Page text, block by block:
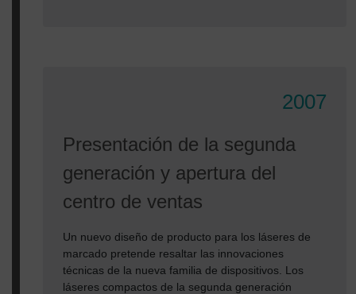
2007
Presentación de la segunda
generación y apertura del
centro de ventas
Un nuevo diseño de producto para los láseres de
marcado pretende resaltar las innovaciones
técnicas de la nueva familia de dispositivos. Los
láseres compactos de la segunda generación